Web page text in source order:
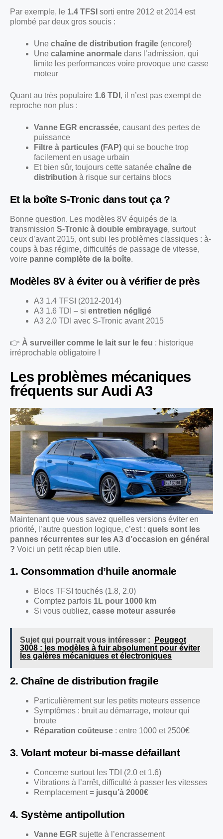
Par exemple, le 1.4 TFSI sorti entre 2012 et 2014 est
plombé par deux gros soucis :
Une chaîne de distribution fragile (encore!)
Une calamine anormale dans l’admission, qui
limite les performances voire provoque une casse
moteur
Quant au très populaire 1.6 TDI , il n’est pas exempt de
reproche non plus :
Vanne EGR encrassée, causant des pertes de
puissance
Filtre à particules (FAP) qui se bouche trop
facilement en usage urbain
Et bien sûr, toujours cette satanée chaîne de
distribution à risque sur certains blocs
Et la boîte S-Tronic dans tout ça ?
Bonne question. Les modèles 8V équipés de la
transmission S-Tronic à double embrayage, surtout
ceux d’avant 2015, ont subi les problèmes classiques : à-
coups à bas régime, difficultés de passage de vitesse,
voire panne complète de la boîte.
Modèles 8V à éviter ou à vérifier de près
A3 1.4 TFSI (2012-2014)
A3 1.6 TDI – si entretien négligé
A3 2.0 TDI avec S-Tronic avant 2015
👉 À surveiller comme le lait sur le feu : historique
irréprochable obligatoire !
Les problèmes mécaniques
fréquents sur Audi A3
Maintenant que vous savez quelles versions éviter en
priorité, l’autre question logique, c’est : quels sont les
pannes récurrentes sur les A3 d’occasion en général
? Voici un petit récap bien utile.
1. Consommation d’huile anormale
Blocs TFSI touchés (1.8, 2.0)
Comptez parfois 1L pour 1000 km
Si vous oubliez, casse moteur assurée
Sujet qui pourrait vous intéresser :
Peugeot
3008 : les modèles à fuir absolument pour éviter
les galères mécaniques et électroniques
2. Chaîne de distribution fragile
Particulièrement sur les petits moteurs essence
Symptômes : bruit au démarrage, moteur qui
broute
Réparation coûteuse : entre 1000 et 2500€
3. Volant moteur bi-masse défaillant
Concerne surtout les TDI (2.0 et 1.6)
Vibrations à l’arrêt, difficulté à passer les vitesses
Remplacement = jusqu’à 2000€
4. Système antipollution
Vanne EGR sujette à l’encrassement